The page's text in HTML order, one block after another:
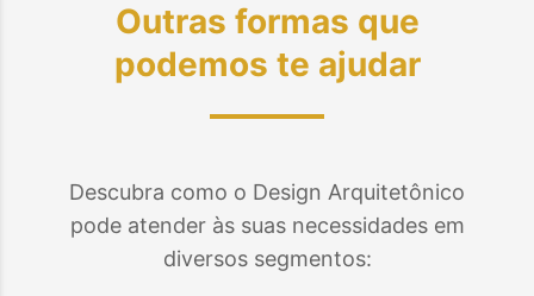
Outras formas que
podemos te ajudar
Descubra como o Design Arquitetônico
pode atender às suas necessidades em
diversos segmentos: